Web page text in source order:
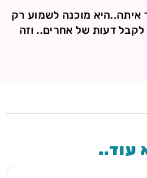
איתה..היא מוכנה לשמוע רק
דעות של אחרים.. וזה
עוד..